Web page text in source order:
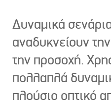
Δυναμικά
αναδυκνείουν
την προσοχή.
πολλαπλά
πλούσιο οπτικό